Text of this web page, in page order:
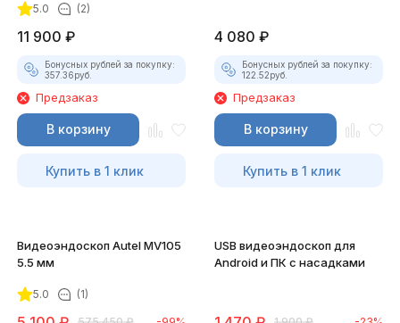
5.0 (2)
11 900 ₽
Бонусных рублей за покупку:
357.36руб.
Предзаказ
В корзину
Купить в 1 клик
4 080 ₽
Бонусных рублей за покупку:
122.52руб.
Предзаказ
В корзину
Купить в 1 клик
Видеоэндоскоп Autel MV105
5.5 мм
5.0 (1)
USB видеоэндоскоп для
Android и ПК с насадками